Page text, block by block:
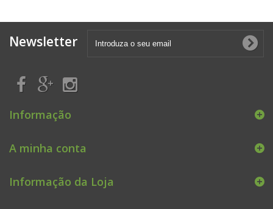
Newsletter
Informação
A minha conta
Informação da Loja